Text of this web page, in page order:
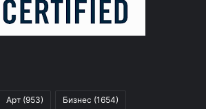
Арт (953) Бизнес (1654)